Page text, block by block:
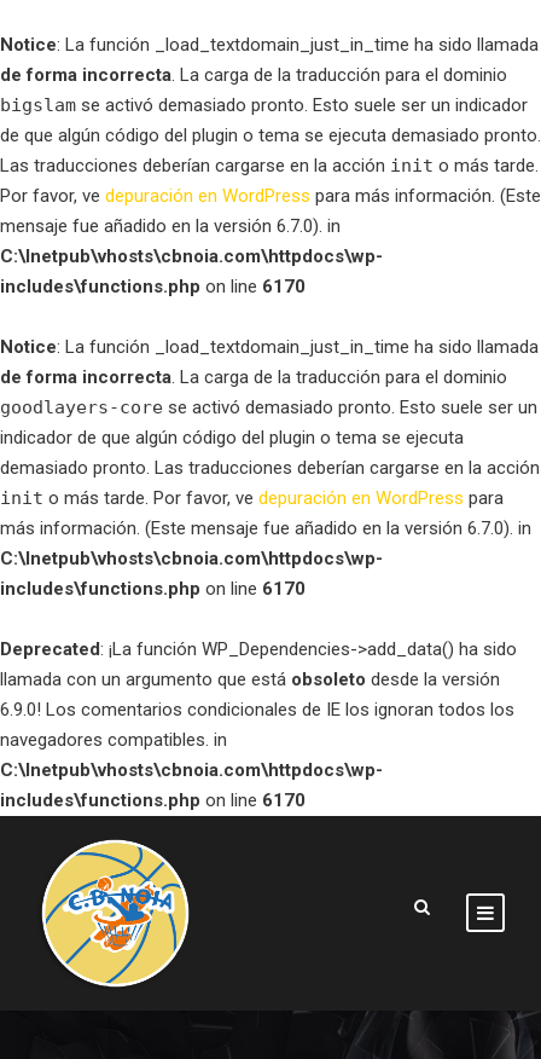
Notice: La función _load_textdomain_just_in_time ha sido llamada
de forma incorrecta. La carga de la traducción para el dominio
bigslam se activó demasiado pronto. Esto suele ser un indicador
de que algún código del plugin o tema se ejecuta demasiado pronto.
Las traducciones deberían cargarse en la acción init o más tarde.
Por favor, ve depuración en WordPress para más información. (Este
mensaje fue añadido en la versión 6.7.0). in
C:\Inetpub\vhosts\cbnoia.com\httpdocs\wp-
includes\functions.php on line 6170
Notice: La función _load_textdomain_just_in_time ha sido llamada
de forma incorrecta. La carga de la traducción para el dominio
goodlayers-core se activó demasiado pronto. Esto suele ser un
indicador de que algún código del plugin o tema se ejecuta
demasiado pronto. Las traducciones deberían cargarse en la acción
init o más tarde. Por favor, ve depuración en WordPress para
más información. (Este mensaje fue añadido en la versión 6.7.0). in
C:\Inetpub\vhosts\cbnoia.com\httpdocs\wp-
includes\functions.php on line 6170
Deprecated: ¡La función WP_Dependencies->add_data() ha sido
llamada con un argumento que está obsoleto desde la versión
6.9.0! Los comentarios condicionales de IE los ignoran todos los
navegadores compatibles. in
C:\Inetpub\vhosts\cbnoia.com\httpdocs\wp-
includes\functions.php on line 6170